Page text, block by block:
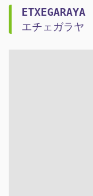
ETXEGARAYA
エチェガラヤ